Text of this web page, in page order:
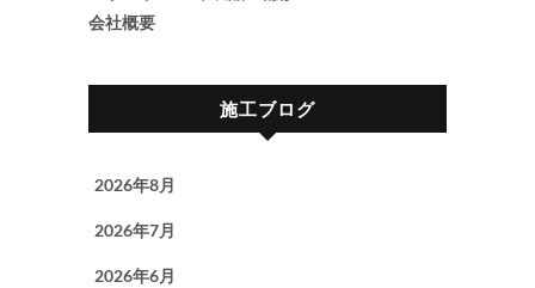
会社概要
施工ブログ
2026年8月
2026年7月
2026年6月